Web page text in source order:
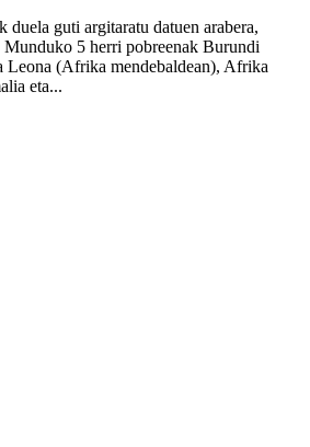
guti argitaratu datuen arabera,
5 herri pobreenak Burundi
Leona (Afrika mendebaldean), Afrika
eta...